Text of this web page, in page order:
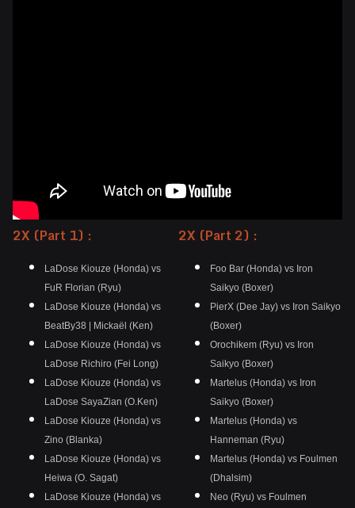
2X (Part 1) :
LaDose Kiouze (Honda) vs
FuR Florian (Ryu)
LaDose Kiouze (Honda) vs
BeatBy38 | Mickaël (Ken)
LaDose Kiouze (Honda) vs
LaDose Richiro (Fei Long)
LaDose Kiouze (Honda) vs
LaDose SayaZian (O.Ken)
LaDose Kiouze (Honda) vs
Zino (Blanka)
LaDose Kiouze (Honda) vs
Heiwa (O. Sagat)
LaDose Kiouze (Honda) vs
2X (Part 2) :
Foo Bar (Honda) vs Iron
Saikyo (Boxer)
PierX (Dee Jay) vs Iron Saikyo
(Boxer)
Orochikem (Ryu) vs Iron
Saikyo (Boxer)
Martelus (Honda) vs Iron
Saikyo (Boxer)
Martelus (Honda) vs
Hanneman (Ryu)
Martelus (Honda) vs Foulmen
(Dhalsim)
Neo (Ryu) vs Foulmen